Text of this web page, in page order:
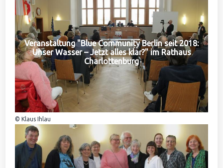
Veranstaltung "Blue Community Berlin seit 2018:
Unser Wasser – Jetzt alles klar?" im Rathaus
Charlottenburg
© Klaus Ihlau